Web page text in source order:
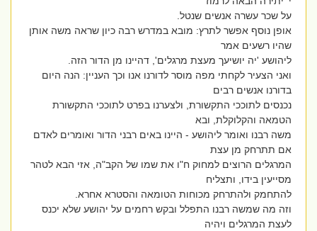
על שכר עשרה אנשים שנטל.
אופן נוסף אפשר לתרץ: מובא במדרש רבה כיון שראה משה אותן
שהיו רשעים אמר
ליהושע 'יה יושיעך מעצת מרגלים', דהיינו מן הדור הזה.
ואני הצעיר לקחתי מפה מוסר לדורנו אנו וכך העניין: הנה היום
בדורנו אנשים רבים
נכנסים לתוככי התקשורת, ולצערנו בפרט לתוככי התקשורת
הטמאה והקלוקלת, ובא
משה רבנו ואומר ליהושע - היינו באים רבני הדור ואומרים לאדם
אם תתרחק מן עצת
המרגלים הרוצים למחוק ח"ו את שמו של הקב"ה, אזי הבא לטהר
מסייעין בידו, ותצליח
להתחמק ולהתרחק מכוחות הטומאה והסטרא אחרא.
וזה מה שמשה רבנו התפלל ובקש רחמים על יהושע שלא יכנס
לעצת המרגלים ויהיה